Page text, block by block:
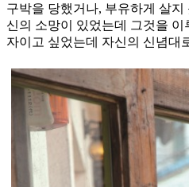
구박을 당했거나, 부유하게 살
신의 소망이 있었는데 그것을 이
자이고 싶었는데 자신의 신념대